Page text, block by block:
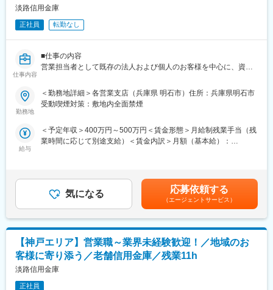
淡路信用金庫
正社員 転勤なし
仕事内容
■仕事の内容
営業担当者として既存の法人および個人のお客様を中心に、資金
していただきます。詳細は下記になります。
【お客様・取り扱い商品の詳細】
・預金業務、保険販売、融資（個人ローン、住宅ローン）、法人
融資等
い業務知識を身につけていただきます。将来的にはチームリーダ
ー、経ては管理職を目指していただく方、大歓迎です。
■評価制度
個人目標は上長と面談の上で決定し、3か月に1回の個人面談で助
言もあります。個人の評価は、目標達成率（個人業績）だけでな
く、プロセスや業務能力を加味してで評価、賞与や昇給に反映さ
れます。
勤務地
＜勤務地詳細＞各営業支店（兵庫県 明石市）住所：兵庫県明石市
受動喫煙対策：敷地内全面禁煙
給与
＜予定年収＞400万円～500万円＜賃金形態＞月給制残業手当（残
業時間に応じて別途支給）＜賃金内訳＞月額（基本給）：
能性があります。月給(月額)は固定手当を含めた表記です。
気になる 応募依頼する
（エージェントサービス）
【神戸エリア】営業職～業界未経験歓迎！／地域のお
客様に寄り添う／老舗信用金庫／残業11h
淡路信用金庫
正社員